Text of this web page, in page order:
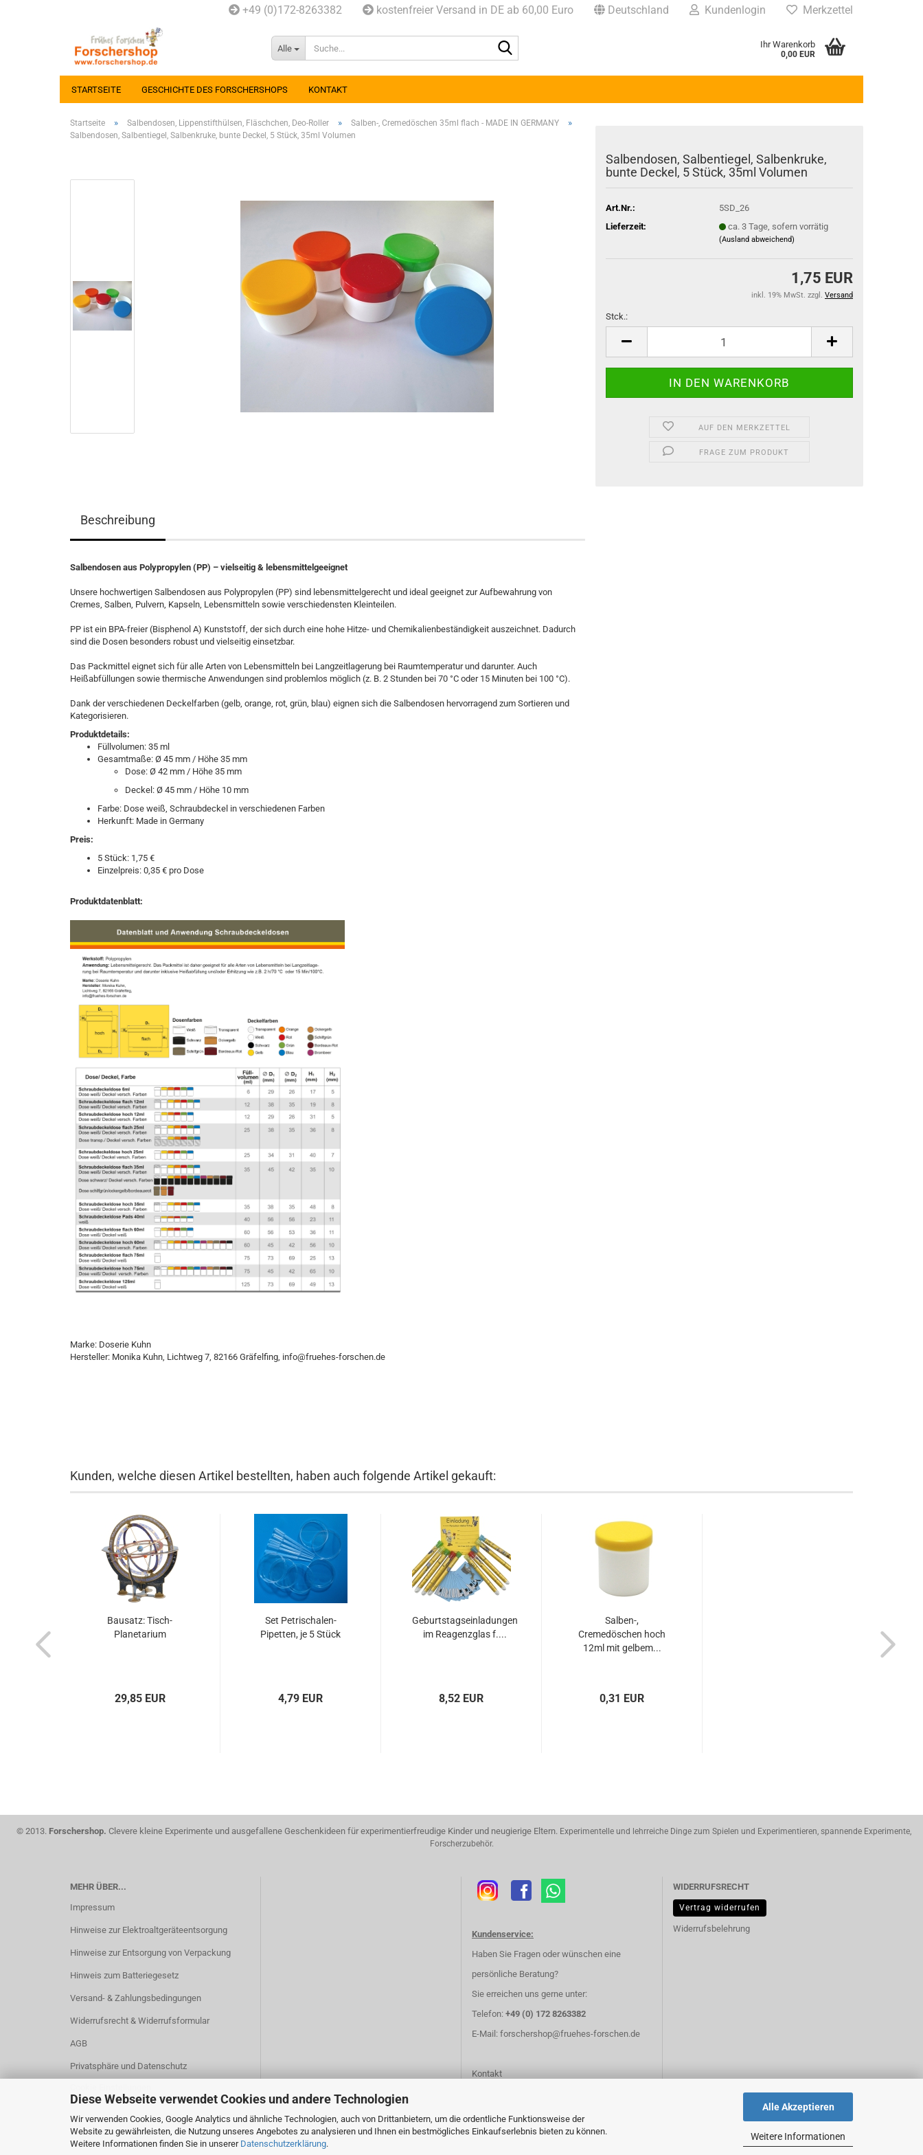
Diese Webseite verwendet Cookies und andere Technologien
Wir verwenden Cookies, Google Analytics und ähnliche Technologien, auch von Drittanbietern, um die ordentliche Funktionsweise der
Website zu gewährleisten, die Nutzung unseres Angebotes zu analysieren und Ihnen ein bestmögliches Einkaufserlebnis bieten zu können.
Weitere Informationen finden Sie in unserer Datenschutzerklärung.
Alle Akzeptieren
Weitere Informationen
+49 (0)172-8263382 kostenfreier Versand in DE ab 60,00 Euro Deutschland Kundenlogin Merkzettel
Alle Ihr Warenkorb
0,00 EUR
STARTSEITE GESCHICHTE DES FORSCHERSHOPS KONTAKT
Startseite » Salbendosen, Lippenstifthülsen, Fläschchen, Deo-Roller » Salben-, Cremedöschen 35ml flach - MADE IN GERMANY »
Salbendosen, Salbentiegel, Salbenkruke, bunte Deckel, 5 Stück, 35ml Volumen
Salbendosen, Salbentiegel, Salbenkruke,
bunte Deckel, 5 Stück, 35ml Volumen
Art.Nr.:
5SD_26
Lieferzeit:
ca. 3 Tage, sofern vorrätig
(Ausland abweichend)
1,75 EUR
inkl. 19% MwSt. zzgl. Versand
Stck.:
Stck.
AUF DEN MERKZETTEL
FRAGE ZUM PRODUKT
Beschreibung
Salbendosen aus Polypropylen (PP) – vielseitig & lebensmittelgeeignet
Unsere hochwertigen Salbendosen aus Polypropylen (PP) sind lebensmittelgerecht und ideal geeignet zur Aufbewahrung von
Cremes, Salben, Pulvern, Kapseln, Lebensmitteln sowie verschiedensten Kleinteilen.
PP ist ein BPA-freier (Bisphenol A) Kunststoff, der sich durch eine hohe Hitze- und Chemikalienbeständigkeit auszeichnet. Dadurch
sind die Dosen besonders robust und vielseitig einsetzbar.
Das Packmittel eignet sich für alle Arten von Lebensmitteln bei Langzeitlagerung bei Raumtemperatur und darunter. Auch
Heißabfüllungen sowie thermische Anwendungen sind problemlos möglich (z. B. 2 Stunden bei 70 °C oder 15 Minuten bei 100 °C).
Dank der verschiedenen Deckelfarben (gelb, orange, rot, grün, blau) eignen sich die Salbendosen hervorragend zum Sortieren und
Kategorisieren.
Produktdetails:
Füllvolumen: 35 ml
Gesamtmaße: Ø 45 mm / Höhe 35 mm
Dose: Ø 42 mm / Höhe 35 mm
Deckel: Ø 45 mm / Höhe 10 mm
Farbe: Dose weiß, Schraubdeckel in verschiedenen Farben
Herkunft: Made in Germany
Preis:
5 Stück: 1,75 €
Einzelpreis: 0,35 € pro Dose
Produktdatenblatt:​
Marke: Doserie Kuhn
Hersteller: Monika Kuhn, Lichtweg 7, 82166 Gräfelfing, info@fruehes-forschen.de
Kunden, welche diesen Artikel bestellten, haben auch folgende Artikel gekauft:
Bausatz: Tisch-
Planetarium
29,85 EUR
Set Petrischalen-
Pipetten, je 5 Stück
4,79 EUR
Geburtstagseinladungen
im Reagenzglas f....
8,52 EUR
Salben-,
Cremedöschen hoch
12ml mit gelbem...
0,31 EUR
© 2013. Forschershop. Clevere kleine Experimente und ausgefallene Geschenkideen für experimentierfreudige Kinder und neugierige Eltern. Experimentelle und lehrreiche Dinge zum Spielen und Experimentieren, spannende Experimente,
Forscherzubehör.
MEHR ÜBER...
Impressum
Hinweise zur Elektroaltgeräteentsorgung
Hinweise zur Entsorgung von Verpackung
Hinweis zum Batteriegesetz
Versand- & Zahlungsbedingungen
Widerrufsrecht & Widerrufsformular
AGB
Privatsphäre und Datenschutz
Kundenservice:
Haben Sie Fragen oder wünschen eine
persönliche Beratung?
Sie erreichen uns gerne unter:
Telefon: +49 (0) 172 8263382
E-Mail: forschershop@fruehes-forschen.de
Kontakt
WIDERRUFSRECHT
Vertrag widerrufen
Widerrufsbelehrung